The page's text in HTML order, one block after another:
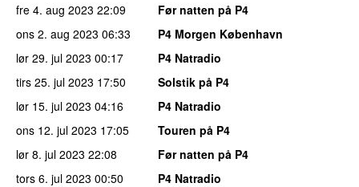
fre 4. aug 2023 22:09
Før natten på P4
ons 2. aug 2023 06:33
P4 Morgen København
lør 29. jul 2023 00:17
P4 Natradio
tirs 25. jul 2023 17:50
Solstik på P4
lør 15. jul 2023 04:16
P4 Natradio
ons 12. jul 2023 17:05
Touren på P4
lør 8. jul 2023 22:08
Før natten på P4
tors 6. jul 2023 00:50
P4 Natradio